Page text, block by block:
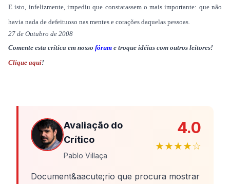
E isto, infelizmente, impediu que constatassem o mais importante: que não
havia nada de defeituoso nas mentes e corações daquelas pessoas.
27 de Outubro de 2008
Comente esta crítica em nosso fórum e troque idéias com outros leitores!
Clique aqui!
Avaliação do
Crítico
Pablo Villaça
4.0
★★★★☆
Document&aacute;rio que procura mostrar